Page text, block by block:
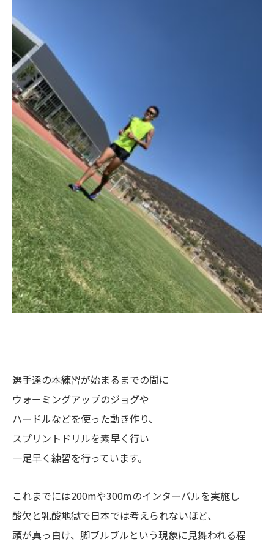
選手達の本練習が始まるまでの間に
ウォーミングアップのジョグや
ハードルなどを使った動き作り、
スプリントドリルを素早く行い
一足早く練習を行っています。
これまでには200mや300mのインターバルを実施し
酸欠と乳酸地獄で日本では考えられないほど、
頭が真っ白け、脚ブルブルという現象に見舞われる程